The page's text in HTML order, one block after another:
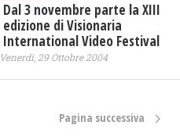
Dal 3 novembre parte la XIII
edizione di Visionaria
International Video Festival
Venerdì, 29 Ottobre 2004
Pagina successiva